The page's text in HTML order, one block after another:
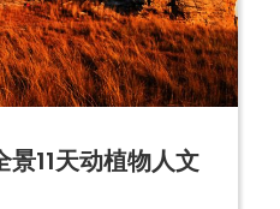
11天动植物人文